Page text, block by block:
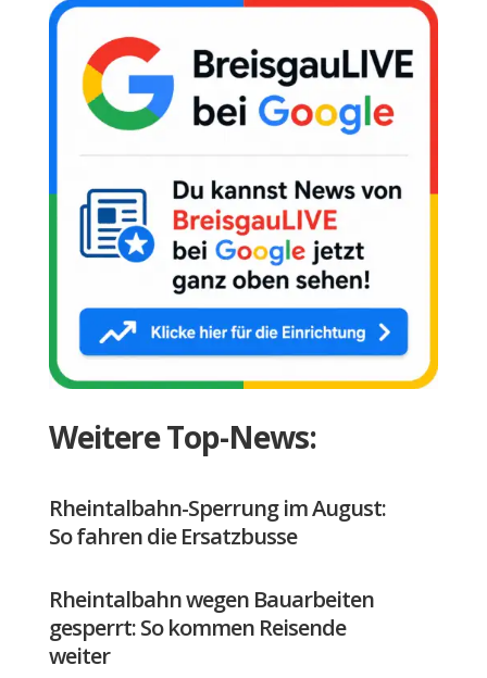
Weitere Top-News:
Rheintalbahn-Sperrung im August:
So fahren die Ersatzbusse
Rheintalbahn wegen Bauarbeiten
gesperrt: So kommen Reisende
weiter